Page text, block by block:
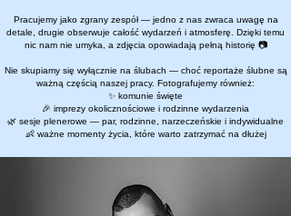
Pracujemy jako zgrany zespół — jedno z nas zwraca uwagę na
detale, drugie obserwuje całość wydarzeń i atmosferę. Dzięki temu
nic nam nie umyka, a zdjęcia opowiadają pełną historię 📷
Nie skupiamy się wyłącznie na ślubach — choć reportaże ślubne są
ważną częścią naszej pracy. Fotografujemy również:
✨ komunie święte
🎉 imprezy okolicznościowe i rodzinne wydarzenia
🌿 sesje plenerowe — par, rodzinne, narzeczeńskie i indywidualne
👶 ważne momenty życia, które warto zatrzymać na dłużej